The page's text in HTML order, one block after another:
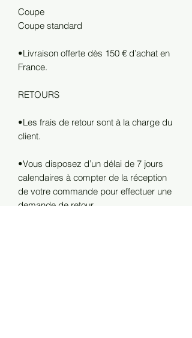
Coupe
Coupe standard
•Livraison offerte dès 150 € d’achat en
France.
RETOURS
•Les frais de retour sont à la charge du
client.
•Vous disposez d’un délai de 7 jours
calendaires à compter de la réception
de votre commande pour effectuer une
demande de retour.